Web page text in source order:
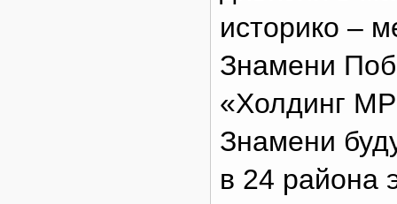
историко –
Знамени
«Холдинг
Знамени
в 24 района